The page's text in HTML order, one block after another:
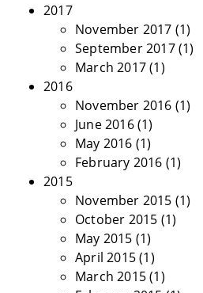
2017
November 2017 (1)
September 2017(1)
March 2017(1)
2016
November 2016 (1)
June 2016(1)
May 2016 (1)
February 2016 (1)
2015
November 2015 (1)
October 2015 (1)
May 2015 (1)
April 2015(1)
March 2015(1)